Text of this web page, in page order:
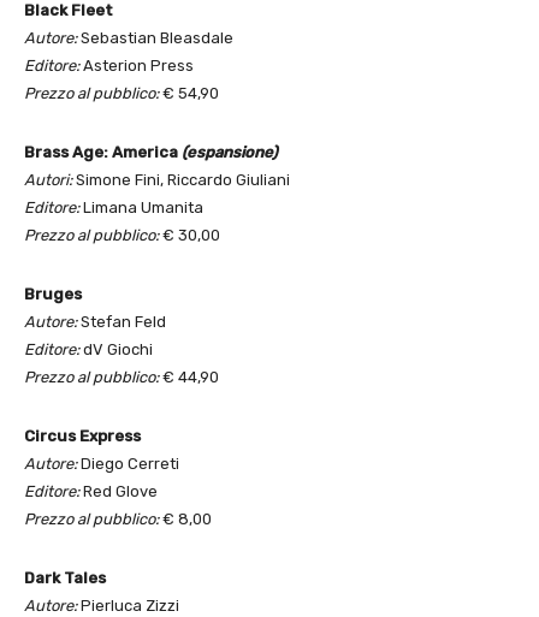
Black Fleet
Autore:Sebastian Bleasdale
Editore:Asterion Press
Prezzo al pubblico:€ 54,90
Brass Age: America (espansione)
Autori:Simone Fini, Riccardo Giuliani
Editore:Limana Umanita
Prezzo al pubblico:€ 30,00
Bruges
Autore:Stefan Feld
Editore:dV Giochi
Prezzo al pubblico:€ 44,90
Circus Express
Autore:Diego Cerreti
Editore:Red Glove
Prezzo al pubblico:€ 8,00
Dark Tales
Autore:Pierluca Zizzi